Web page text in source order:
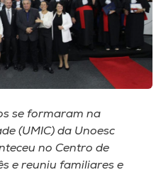
se formaram na
(UMIC) da Unoesc
no Centro de
e reuniu familiares e